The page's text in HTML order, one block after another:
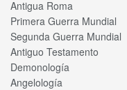
Antigua Roma
Primera Guerra Mundial
Segunda Guerra Mundial
Antiguo Testamento
Demonología
Angelología